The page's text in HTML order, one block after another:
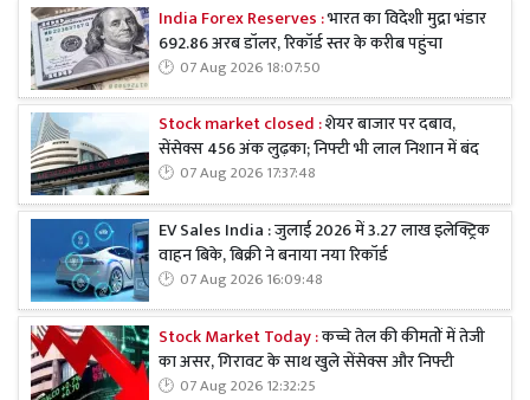
India Forex Reserves :भारत का विदेशी मुद्रा भंडार
692.86 अरब डॉलर, रिकॉर्ड स्तर के करीब पहुंचा
07 Aug 2026 18:07:50
Stock market closed :शेयर बाजार पर दबाव,
सेंसेक्स 456 अंक लुढ़का; निफ्टी भी लाल निशान में बंद
07 Aug 2026 17:37:48
EV Sales India : जुलाई 2026 में 3.27 लाख इलेक्ट्रिक
वाहन बिके, बिक्री ने बनाया नया रिकॉर्ड
07 Aug 2026 16:09:48
Stock Market Today :कच्चे तेल की कीमतों में तेजी
का असर, गिरावट के साथ खुले सेंसेक्स और निफ्टी
07 Aug 2026 12:32:25